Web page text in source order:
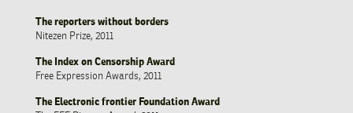
The reporters without borders
Nitezen Prize, 2011
The Index on Censorship Award
Free Expression Awards, 2011
The Electronic frontier Foundation Award